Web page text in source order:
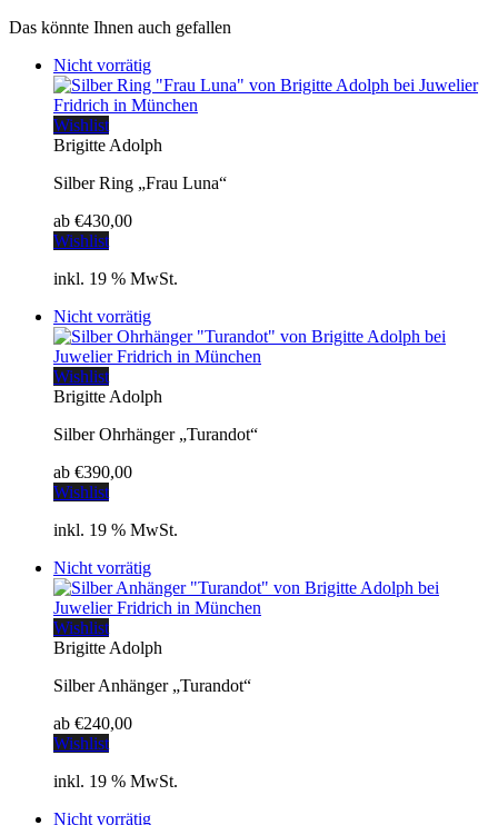
Das könnte Ihnen auch gefallen
Nicht vorrätig
Wishlist
Brigitte Adolph
Silber Ring „Frau Luna“
ab €430,00
Wishlist
inkl. 19 % MwSt.
Nicht vorrätig
Wishlist
Brigitte Adolph
Silber Ohrhänger „Turandot“
ab €390,00
Wishlist
inkl. 19 % MwSt.
Nicht vorrätig
Wishlist
Brigitte Adolph
Silber Anhänger „Turandot“
ab €240,00
Wishlist
inkl. 19 % MwSt.
Nicht vorrätig